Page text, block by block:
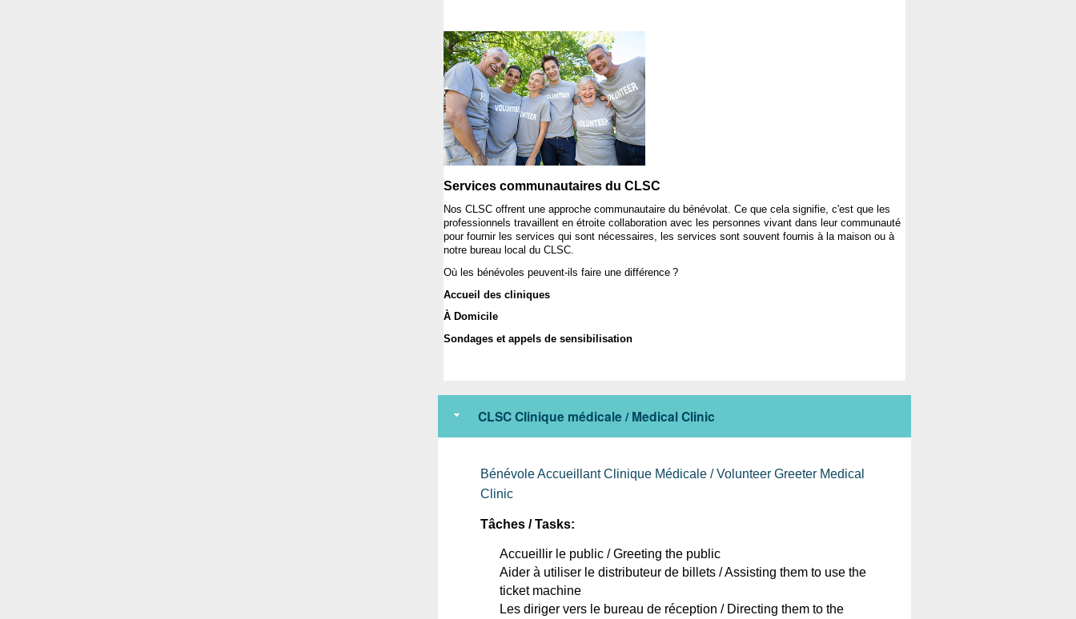
Services communautaires du CLSC
Nos CLSC offrent une approche communautaire du bénévolat. Ce que cela signifie, c'est
professionnels travaillent en étroite collaboration avec les personnes vivant dans leur communauté
pour fournir les services qui sont nécessaires, les services sont souvent fournis à la maison ou
à
notre bureau local du CLSC.
Où les bénévoles peuvent-ils faire une différence ?
Accueil des cliniques
À Domicile
Sondages et appels de sensibilisation
CLSC Clinique médicale / Medical Clinic
BénévoleAccueillant Clinique Médicale / Volunteer Greeter Medical
Clinic
Tâches / Tasks:
Accueillir le public / Greeting the public
Aider à utiliser le distributeur de billets / Assisting them to use the
ticket machine
Les diriger vers le bureau de réception / Directing them to the